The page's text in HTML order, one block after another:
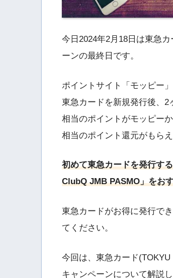
今日2024年2月18日は東急
ーンの最終日です。
ポイントサイト「モッピー
東急カードを新規発行後、2
相当のポイントがモッピー
相当のポイント還元がもらえ
初めて東急カードを発行す
ClubQ JMB PASMO」をお
東急カードがお得に発行で
てください。
今回は、東急カード
キャンペーンについて解説